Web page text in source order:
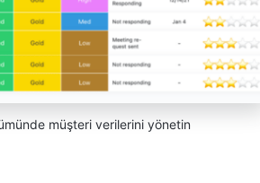
müşteri verilerini yönetin